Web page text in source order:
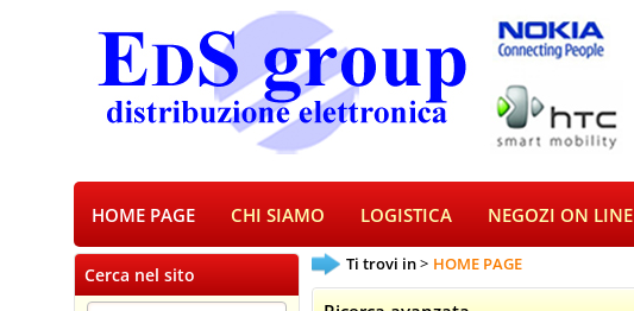
HOME PAGE CHI SIAMO LOGISTICA NEGOZI ON LINE
Cerca nel sito Ti trovi in HOME PAGE